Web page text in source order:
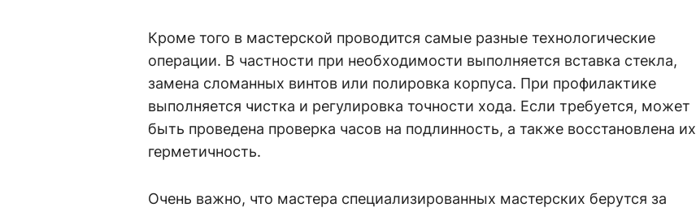
Кроме того в мастерской проводится самые разные технологические
операции. В частности при необходимости выполняется вставка стекла,
замена сломанных винтов или полировка корпуса. При профилактике
выполняется чистка и регулировка точности хода. Если требуется, может
быть проведена проверка часов на подлинность, а также восстановлена их
герметичность.
Очень важно, что мастера специализированных мастерских берутся за